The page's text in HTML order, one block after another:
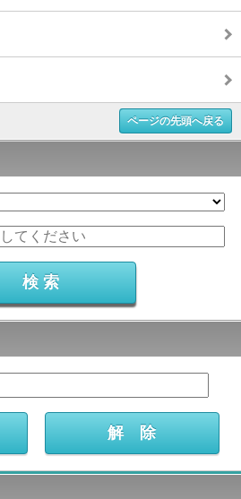
ページの先頭へ戻る